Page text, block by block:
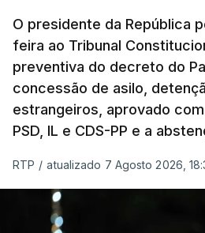
O presidente da República
feira ao Tribunal
preventiva do decreto do
concessão de asilo,
estrangeiros, aprovado
PSD, IL e CDS-PP e a
RTP / atualizado 7 Agosto 2026,